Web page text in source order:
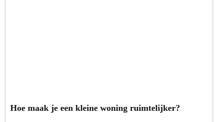
Hoe maak je een kleine woning ruimtelijker?